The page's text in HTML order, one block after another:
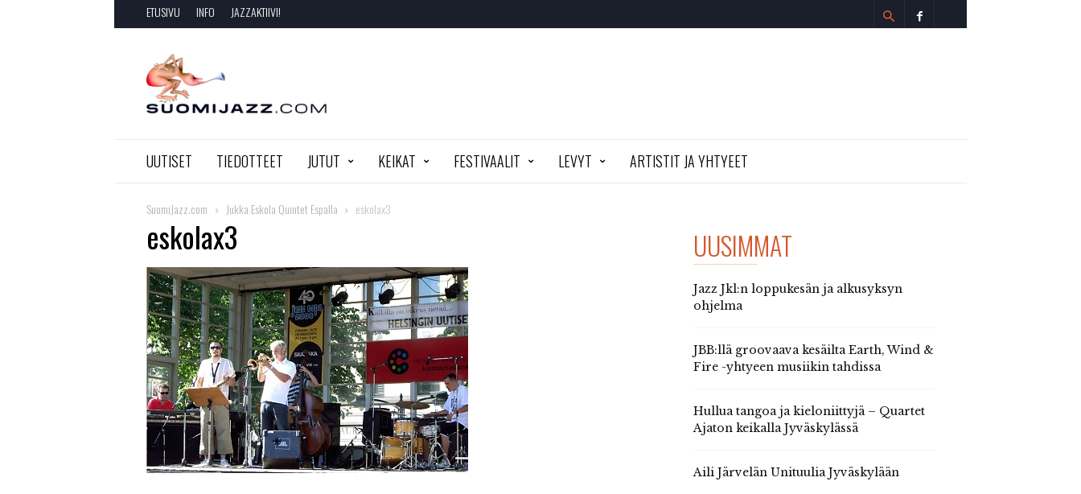
ETUSIVU INFO JAZZAKTIIVI!
SuomiJazz.com
UUTISET TIEDOTTEET JUTUT KEIKAT FESTIVAALIT LEVYT ARTISTIT JA YHTYEET
SuomiJazz.com Jukka Eskola Quintet Espalla eskolax3
eskolax3 UUSIMMAT
Jazz Jkl:n loppukesän ja alkusyksyn
ohjelma
JBB:llä groovaava kesäilta Earth, Wind &
Fire -yhtyeen musiikin tahdissa
Hullua tangoa ja kieloniittyjä – Quartet
Ajaton keikalla Jyväskylässä
Aili Järvelän Unituulia Jyväskylään